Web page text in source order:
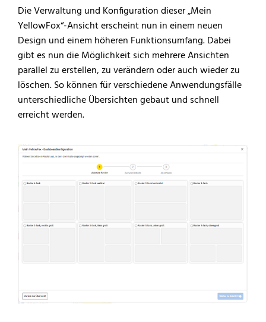
Die Verwaltung und Konfiguration dieser „Mein
YellowFox“-Ansicht erscheint nun in einem neuen
Design und einem höheren Funktionsumfang. Dabei
gibt es nun die Möglichkeit sich mehrere Ansichten
parallel zu erstellen, zu verändern oder auch wieder zu
löschen. So können für verschiedene Anwendungsfälle
unterschiedliche Übersichten gebaut und schnell
erreicht werden.